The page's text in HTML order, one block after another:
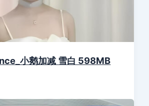
小鹅加减 雪白 598MB